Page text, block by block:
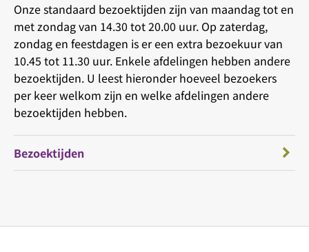
Onze standaard bezoektijden zijn van maandag tot en
met zondag van 14.30 tot 20.00 uur. Op zaterdag,
zondag en feestdagen is er een extra bezoekuur van
10.45 tot 11.30 uur. Enkele afdelingen hebben andere
bezoektijden. U leest hieronder hoeveel bezoekers
per keer welkom zijn en welke afdelingen andere
bezoektijden hebben.
Bezoektijden